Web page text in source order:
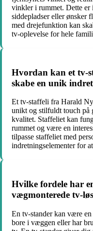
vinkler i rummet. Dette
siddepladser eller ønsker
med drejefunktion kan
tv-oplevelse for hele
Hvordan kan et tv-
skabe en unik
Et tv-staffeli fra Harald
unikt og stilfuldt touch på
kvalitet. Staffeliet kan
rummet og være en
tilpasse staffeliet med
indretningselementer for
Hvilke fordele har
vægmonterede tv-
En tv-stander kan være
bore i væggen eller har